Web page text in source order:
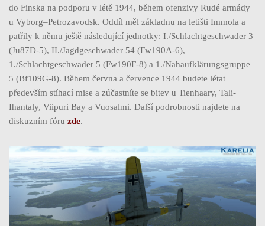
do Finska na podporu v létě 1944, během ofenzivy Rudé armády
u Vyborg–Petrozavodsk. Oddíl měl základnu na letišti Immola a
patřily k němu ještě následující jednotky: I./Schlachtgeschwader 3
(Ju87D-5), II./Jagdgeschwader 54 (Fw190A-6),
1./Schlachtgeschwader 5 (Fw190F-8) a 1./Nahaufklärungsgruppe
5 (Bf109G-8). Během června a července 1944 budete létat
především stíhací mise a zúčastníte se bitev u Tienhaary, Tali-
Ihantaly, Viipuri Bay a Vuosalmi. Další podrobnosti najdete na
diskuzním fóru zde.